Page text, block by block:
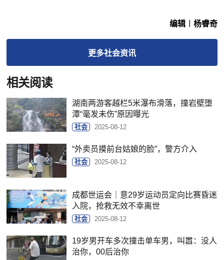
编辑︱杨睿奇
更多社会资讯
相关阅读
湖南两游客越栏5米瀑布滑落，撞岩壁堕
潭“毫发未伤”原因曝光
社会 2025-08-12
“外卖员摸前台姑娘的脸”，警方介入
社会 2025-08-12
成都世运会｜意29岁运动员定向比赛昏迷
入院，抢救无效不幸离世
社会 2025-08-12
19岁男开车多次撞击单车男，叫嚣：没人
治你，00后治你